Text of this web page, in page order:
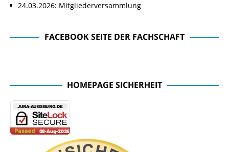
24.03.2026: Mitgliederversammlung
FACEBOOK SEITE DER FACHSCHAFT
HOMEPAGE SICHERHEIT